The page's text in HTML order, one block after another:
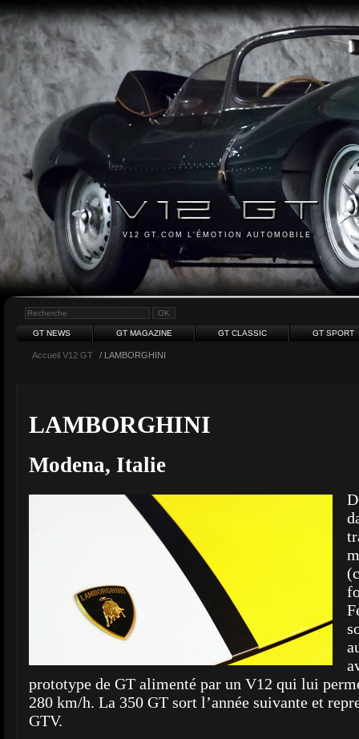
V12 GT.COM L'ÉMOTION AUTOMOBILE
GT NEWS GT MAGAZINE GT CLASSIC GT SPORT
Accueil V12 GT / LAMBORGHINI
LAMBORGHINI
Modena, Italie
prototype de GT alimenté par un V12 qui lui
280 km/h. La 350 GT sort l’année suivante et
GTV.